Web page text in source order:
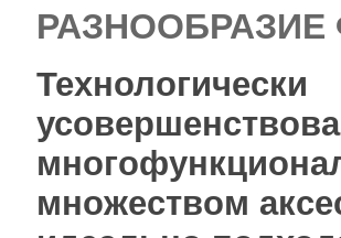
РАЗНООБРАЗИЕ
Технологически
множеством